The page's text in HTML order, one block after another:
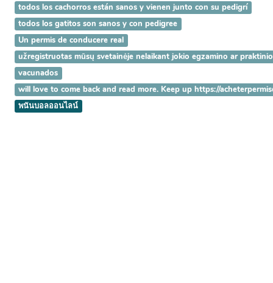
todos los cachorros están sanos y vienen junto con su pedigrí
todos los gatitos son sanos y con pedigree
Un permis de conducere real
užregistruotas mūsų svetainėje nelaikant jokio egzamino ar
vacunados
will love to come back and read more. Keep up https://
พนันบอลออนไลน์